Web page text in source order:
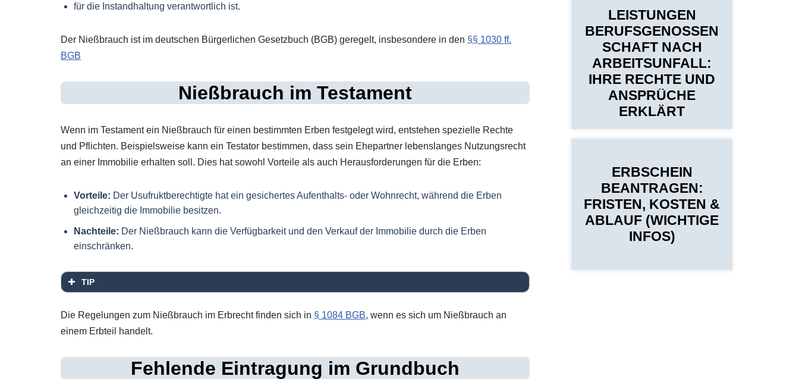
für die Instandhaltung verantwortlich ist.
Der Nießbrauch ist im deutschen Bürgerlichen Gesetzbuch (BGB) geregelt, insbesondere in den §§ 1030 ff.
BGB
Nießbrauch im Testament
Wenn im Testament ein Nießbrauch für einen bestimmten Erben festgelegt wird, entstehen spezielle Rechte
und Pflichten. Beispielsweise kann ein Testator bestimmen, dass sein Ehepartner lebenslanges Nutzungsrecht
an einer Immobilie erhalten soll. Dies hat sowohl Vorteile als auch Herausforderungen für die Erben:
Vorteile: Der Usufruktberechtigte hat ein gesichertes Aufenthalts- oder Wohnrecht, während die Erben
gleichzeitig die Immobilie besitzen.
Nachteile: Der Nießbrauch kann die Verfügbarkeit und den Verkauf der Immobilie durch die Erben
einschränken.
TIP
Die Regelungen zum Nießbrauch im Erbrecht finden sich in § 1084 BGB, wenn es sich um Nießbrauch an
einem Erbteil handelt.
Fehlende Eintragung im Grundbuch
LEISTUNGEN
BERUFSGENOSSEN
SCHAFT NACH
ARBEITSUNFALL:
IHRE RECHTE UND
ANSPRÜCHE
ERKLÄRT
ERBSCHEIN
BEANTRAGEN:
FRISTEN, KOSTEN &
ABLAUF (WICHTIGE
INFOS)